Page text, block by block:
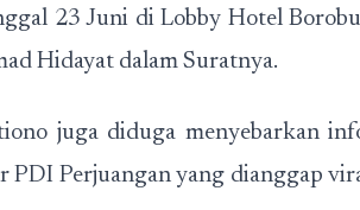
23 Juni di Lobby Hotel
Hidayat dalam Suratnya.
juga diduga menyebarkan
PDI Perjuangan yang dianggap